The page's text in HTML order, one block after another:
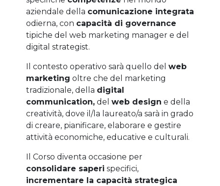
aziendale della comunicazione integrata
odierna, con capacità di governance
tipiche del web marketing manager e del
digital strategist.
Il contesto operativo sarà quello del web
marketing oltre che del marketing
tradizionale, della digital
communication,del web design e della
creatività, dove il/la laureato/a sarà in grado
di creare, pianificare, elaborare e gestire
attività economiche, educative e culturali.
Il Corso diventa occasione per
consolidare saperi specifici,
incrementare la capacità strategica